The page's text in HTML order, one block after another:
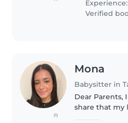
Denmark with
Verified
(1)
Mona
Dear Parents, I would like to
share that my